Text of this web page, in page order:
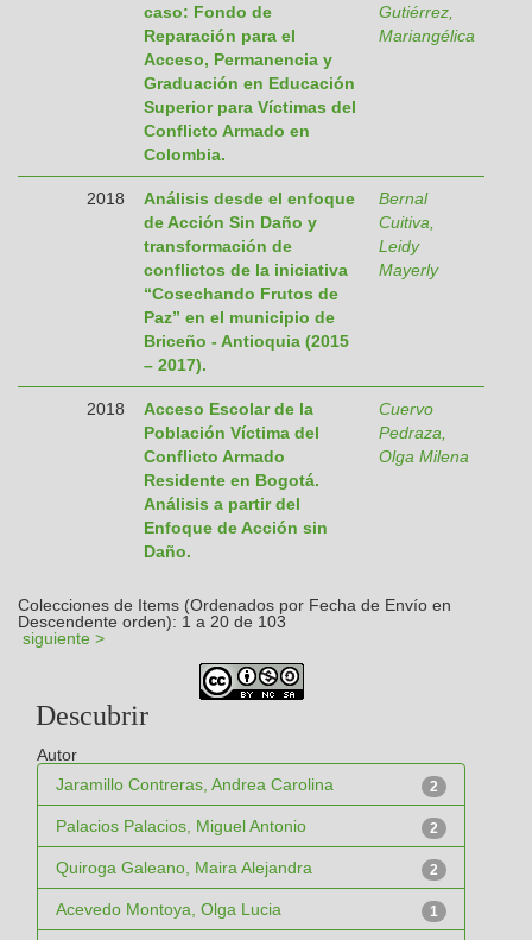
caso: Fondo de
Reparación para el
Acceso, Permanencia y
Graduación en Educación
Superior para Víctimas del
Conflicto Armado en
Colombia.
Gutiérrez,
Mariangélica
2018
Análisis desde el enfoque
de Acción Sin Daño y
transformación de
conflictos de la iniciativa
“Cosechando Frutos de
Paz” en el municipio de
Briceño - Antioquia (2015
– 2017).
Bernal
Cuitiva,
Leidy
Mayerly
2018
Acceso Escolar de la
Población Víctima del
Conflicto Armado
Residente en Bogotá.
Análisis a partir del
Enfoque de Acción sin
Daño.
Cuervo
Pedraza,
Olga Milena
Colecciones de Items (Ordenados por Fecha de Envío en
Descendente orden): 1 a 20 de 103
siguiente >
Descubrir
Autor
2
Jaramillo Contreras, Andrea Carolina
2
Palacios Palacios, Miguel Antonio
2
Quiroga Galeano, Maira Alejandra
1
Acevedo Montoya, Olga Lucia